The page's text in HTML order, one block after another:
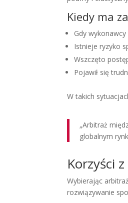
Kiedy ma
Gdy
Istnieje ryzyko
Wszczęto
Pojawił się
W takich
„Arbitraż
globalnym
Korzyści
Wybierając
rozwiązywanie